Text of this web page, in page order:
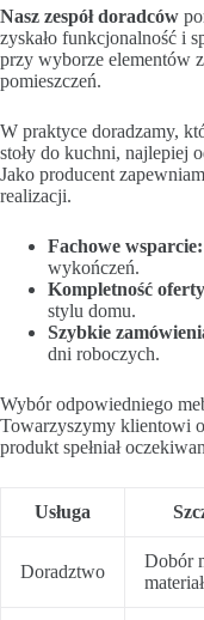
Nasz zespół doradców
zyskało funkcjonalność i
przy wyborze elementów
pomieszczeń.
W praktyce doradzamy,
stoły do kuchni, najlepiej
Jako producent
realizacji.
Fachowe wsparcie:
wykończeń.
Kompletność
stylu domu.
Szybkie
dni roboczych.
Wybór odpowiedniego
Towarzyszymy klientowi
produkt spełniał
Usługa
Doradztwo
Dobór